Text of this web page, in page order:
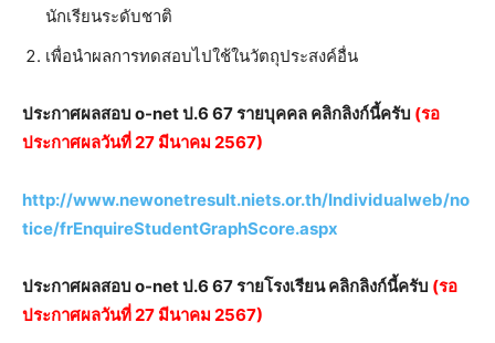
นักเรียนระดับชาติ
เพื่อนำผลการทดสอบไปใช้ในวัตถุประสงค์อื่น
ประกาศผลสอบ o-net ป.6 67 รายบุคคล คลิกลิงก์นี้ครับ (รอ
ประกาศผลวันที่ 27 มีนาคม 2567)
http://www.newonetresult.niets.or.th/Individualweb/no
tice/frEnquireStudentGraphScore.aspx
ประกาศผลสอบ o-net ป.6 67 รายโรงเรียน คลิกลิงก์นี้ครับ (รอ
ประกาศผลวันที่ 27 มีนาคม 2567)